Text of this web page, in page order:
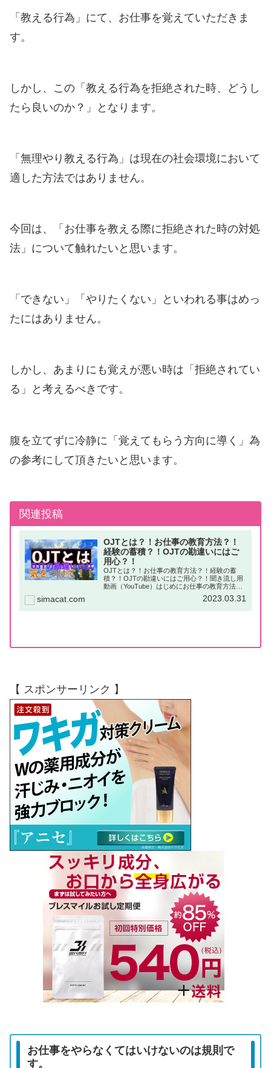
「教える行為」にて、お仕事を覚えていただきま
す。
しかし、この「教える行為を拒絶された時、どうし
たら良いのか？」となります。
「無理やり教える行為」は現在の社会環境において
適した方法ではありません。
今回は、「お仕事を教える際に拒絶された時の対処
法」について触れたいと思います。
「できない」「やりたくない」といわれる事はめっ
たにはありません。
しかし、あまりにも覚えが悪い時は「拒絶されてい
る」と考えるべきです。
腹を立てずに冷静に「覚えてもらう方向に導く」為
の参考にして頂きたいと思います。
関連投稿
OJTとは？！お仕事の教育方法？！
経験の蓄積？！OJTの勘違いにはご
用心？！
OJTとは？！お仕事の教育方法？！経験の蓄
積？！OJTの勘違いにはご用心？！聞き流し用
動画（YouTube）はじめにお仕事の教育方法に
は「様々なやり方」があります。その「様々な
やり方」を大きく分けると「知識や技術の習得
の為の研修」でいわゆる...
simacat.com 2023.03.31
【 スポンサーリンク 】
お仕事をやらなくてはいけないのは規則で
す。